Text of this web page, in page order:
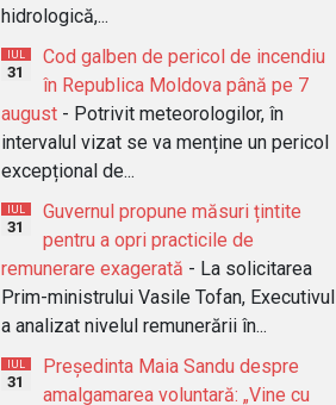
hidrologică,...
IUL
31
Cod galben de pericol de incendiu
în Republica Moldova până pe 7
august - Potrivit meteorologilor, în
intervalul vizat se va menține un pericol
excepțional de...
IUL
31
Guvernul propune măsuri țintite
pentru a opri practicile de
remunerare exagerată - La solicitarea
Prim-ministrului Vasile Tofan, Executivul
a analizat nivelul remunerării în...
IUL
31
Președinta Maia Sandu despre
amalgamarea voluntară: „Vine cu